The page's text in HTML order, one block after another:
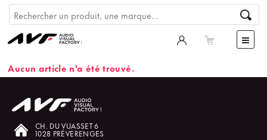
Aucun article n'a été trouvé.
CH. DU VUASSET 6
1028 PRÉVERENGES